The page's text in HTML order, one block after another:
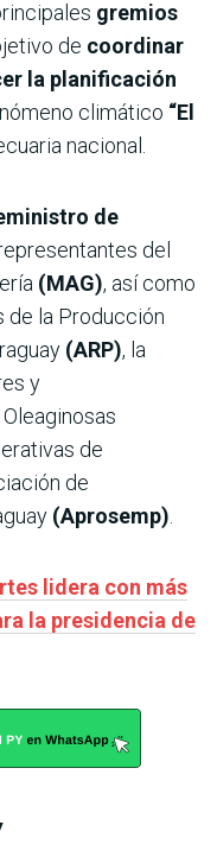
gremios
de coordinar
la planificación
climático “El
nacional.
de
del
(MAG), así como
de la Producción
(ARP), la
y
de
de
(Aprosemp)
lidera con más
la presidencia de